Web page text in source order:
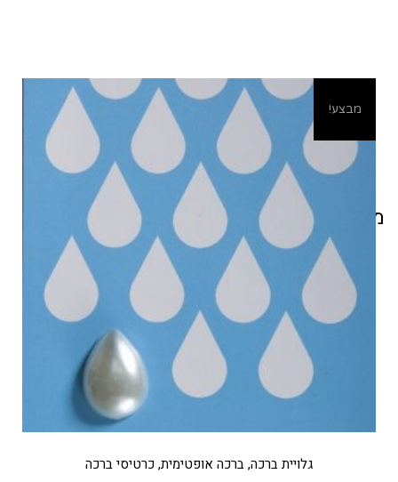
מוצרים קשורים
מבצע!
גלויית ברכה, ברכה אופטימית, כרטיסי ברכה